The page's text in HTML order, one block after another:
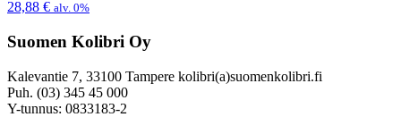
28,88 € alv. 0%
Suomen Kolibri Oy
Kalevantie 7, 33100 Tampere kolibri(a)suomenkolibri.fi
Puh. (03) 345 45 000
Y-tunnus: 0833183-2